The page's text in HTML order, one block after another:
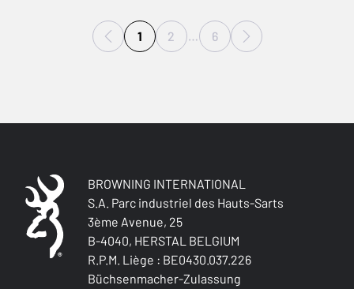
1 2 … 6
BROWNING INTERNATIONAL
S.A. Parc industriel des Hauts-Sarts
3ème Avenue, 25
B-4040, HERSTAL BELGIUM
R.P.M. Liège : BE0430.037.226
Büchsenmacher-Zulassung